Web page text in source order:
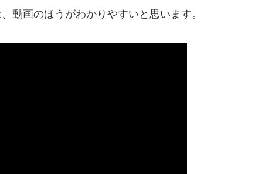
動画のほうがわかりやすいと思います。